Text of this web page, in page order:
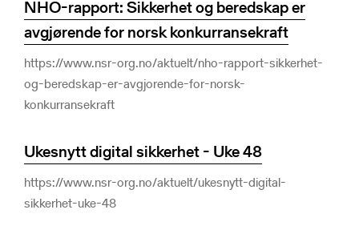
NHO-rapport: Sikkerhet og beredskap er
avgjørende for norsk konkurransekraft
https://www.nsr-org.no/aktuelt/nho-rapport-sikkerhet-
og-beredskap-er-avgjorende-for-norsk-
konkurransekraft
Ukesnytt digital sikkerhet - Uke 48
https://www.nsr-org.no/aktuelt/ukesnytt-digital-
sikkerhet-uke-48